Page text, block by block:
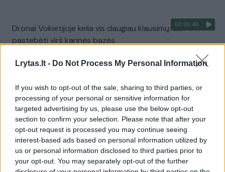
Lrytas.lt - Do Not Process My Personal Information
If you wish to opt-out of the sale, sharing to third parties, or
processing of your personal or sensitive information for
targeted advertising by us, please use the below opt-out
section to confirm your selection. Please note that after your
opt-out request is processed you may continue seeing
interest-based ads based on personal information utilized by
us or personal information disclosed to third parties prior to
your opt-out. You may separately opt-out of the further
00:00:40
Dronai Vokietijoje kelia vis daugiau klausimų: du
pastebėti virš karinės bazės
Visi įrašai
Žiūrimiausi įrašai
00:00:30